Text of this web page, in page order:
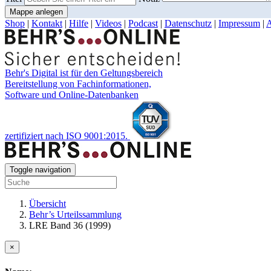
Mappe anlegen
Shop | Kontakt | Hilfe | Videos | Podcast | Datenschutz | Impressum |
Behr's Digital ist für den Geltungsbereich
Bereitstellung von Fachinformationen,
Software und Online-Datenbanken
zertifiziert nach ISO 9001:2015.
Toggle navigation
Übersicht
Behr’s Urteilssammlung
LRE Band 36 (1999)
×